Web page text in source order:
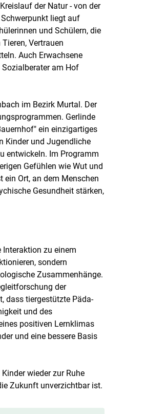
der Natur - von der
liegt auf
und Schülern, die
Vertrauen
Auch Erwachsene
am Hof
im Bezirk Murtal. Der
Gerlinde
ein einzigartiges
Kinder und Jugendliche
entwickeln. Im Programm
Gefühlen wie Wut und
Ort, an dem Menschen
Gesundheit stärken,
zu einem
sondern
Zusammenhänge.
der
dass tiergestützte Päda­
und des
positiven Lernklimas
und eine bessere Basis
wieder zur Ruhe
Zukunft unverzichtbar ist.